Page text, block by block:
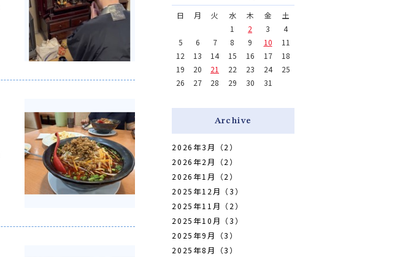
日
月 火 水 木 金
土
1
2 3
4
5
6 7 8 9 10
11
12
13 14 15 16 17
18
19
20 21 22 23 24
25
26
27 28 29 30 31
Archive
2026年3月（2）
2026年2月（2）
2026年1月（2）
2025年12月（3）
2025年11月（2）
2025年10月（3）
2025年9月（3）
2025年8月（3）